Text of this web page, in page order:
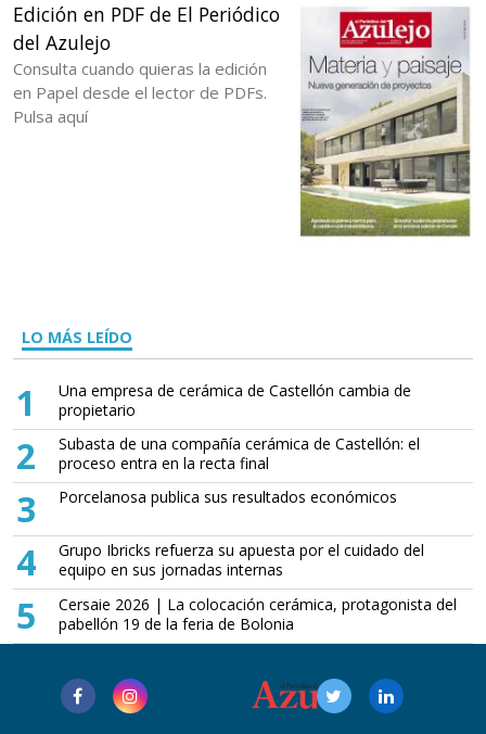
Edición en PDF de El Periódico
del Azulejo
Consulta cuando quieras la edición
en Papel desde el lector de PDFs.
Pulsa aquí
LO MÁS LEÍDO
1
Una empresa de cerámica de Castellón cambia de
propietario
2
Subasta de una compañía cerámica de Castellón: el
proceso entra en la recta final
3 Porcelanosa publica sus resultados económicos
4
Grupo Ibricks refuerza su apuesta por el cuidado del
equipo en sus jornadas internas
5
Cersaie 2026 | La colocación cerámica, protagonista del
pabellón 19 de la feria de Bolonia